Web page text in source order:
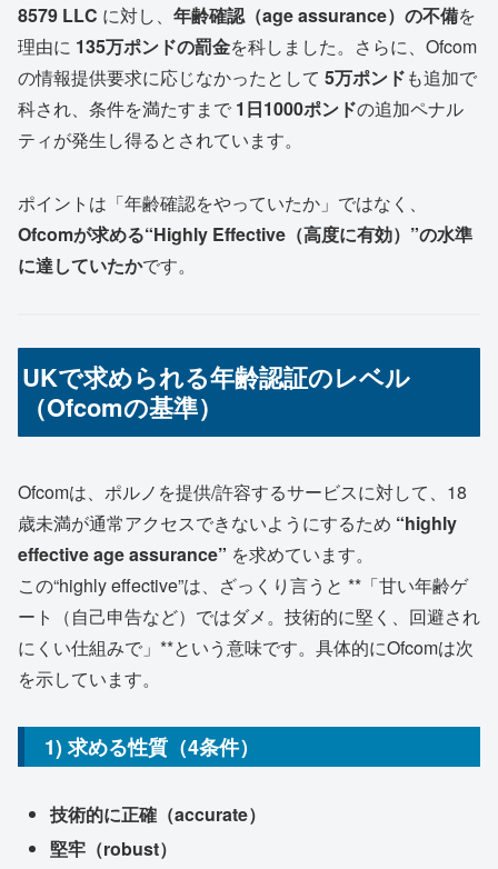
8579 LLC に対し、 年齢確認（age assurance）の不備を
理由に 135万ポンドの罰金を科しました。さらに、Ofcom
の情報提供要求に応じなかったとして 5万ポンドも追加で
科され、条件を満たすまで 1日1000ポンドの追加ペナル
ティが発生し得るとされています。
ポイントは「年齢確認をやっていたか」ではなく、
Ofcomが求める“Highly Effective（高度に有効）”の水準
に達していたかです。
UKで求められる年齢認証のレベル
（Ofcomの基準）
Ofcomは、ポルノを提供/許容するサービスに対して、18
歳未満が通常アクセスできないようにするため “highly
effective age assurance” を求めています。
この“highly effective”は、ざっくり言うと **「甘い年齢ゲ
ート（自己申告など）ではダメ。技術的に堅く、回避され
にくい仕組みで」**という意味です。具体的にOfcomは次
を示しています。
1) 求める性質（4条件）
技術的に正確（accurate）
堅牢（robust）